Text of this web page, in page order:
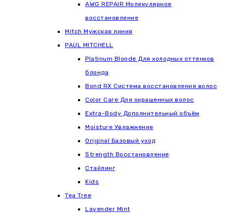
AWG REPAIR Молекулярное
восстановление
Mitch Мужская линия
РАUL МITCHELL
Platinum Blonde Для холодных оттенков
блонда
Bond RX Система восстановления волос
Color Care Для окрашенных волос
Extra-Body Дополнительный объём
Moisture Увлажнение
Original Базовый уход
Strength Восстановление
Стайлинг
Kids
Tea Tree
Lavender Mint